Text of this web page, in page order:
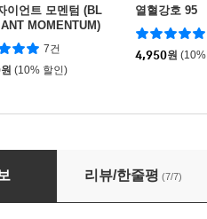
이언트 모멘텀 (BL
MOMENTUM)
7건
원 (10% 할인)
열혈강호 95
4,950원
모멘텀 (BLUE GIANT
리뷰/한줄평 (7/7)